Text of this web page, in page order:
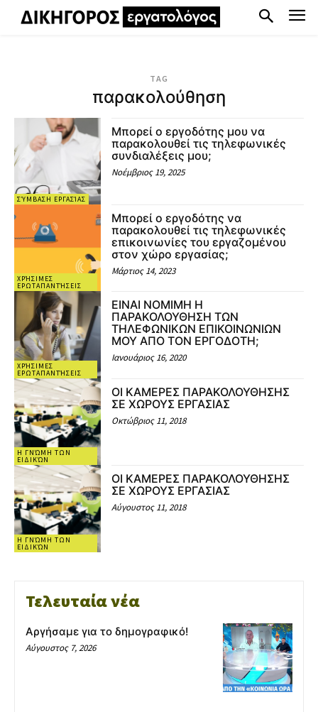
TAG
παρακολούθηση
ΣΎΜΒΑΣΗ ΕΡΓΑΣΊΑΣ
Μπορεί ο εργοδότης μου να
παρακολουθεί τις τηλεφωνικές
συνδιαλέξεις μου;
Νοέμβριος 19, 2025
ΧΡΉΣΙΜΕΣ
ΕΡΩΤΑΠΑΝΤΉΣΕΙΣ
Μπορεί ο εργοδότης να
παρακολουθεί τις τηλεφωνικές
επικοινωνίες του εργαζομένου
στον χώρο εργασίας;
Μάρτιος 14, 2023
ΧΡΉΣΙΜΕΣ
ΕΡΩΤΑΠΑΝΤΉΣΕΙΣ
ΕΙΝΑΙ ΝΟΜΙΜΗ Η
ΠΑΡΑΚΟΛΟΥΘΗΣΗ ΤΩΝ
ΤΗΛΕΦΩΝΙΚΩΝ ΕΠΙΚΟΙΝΩΝΙΩΝ
ΜΟΥ ΑΠΟ ΤΟΝ ΕΡΓΟΔΟΤΗ;
Ιανουάριος 16, 2020
Η ΓΝΏΜΗ ΤΩΝ
ΕΙΔΙΚΏΝ
ΟΙ ΚΑΜΕΡΕΣ ΠΑΡΑΚΟΛΟΥΘΗΣΗΣ
ΣΕ ΧΩΡΟΥΣ ΕΡΓΑΣΙΑΣ
Οκτώβριος 11, 2018
Η ΓΝΏΜΗ ΤΩΝ
ΕΙΔΙΚΏΝ
ΟΙ ΚΑΜΕΡΕΣ ΠΑΡΑΚΟΛΟΥΘΗΣΗΣ
ΣΕ ΧΩΡΟΥΣ ΕΡΓΑΣΙΑΣ
Αύγουστος 11, 2018
Τελευταία νέα
Αργήσαμε για το δημογραφικό!
Αύγουστος 7, 2026